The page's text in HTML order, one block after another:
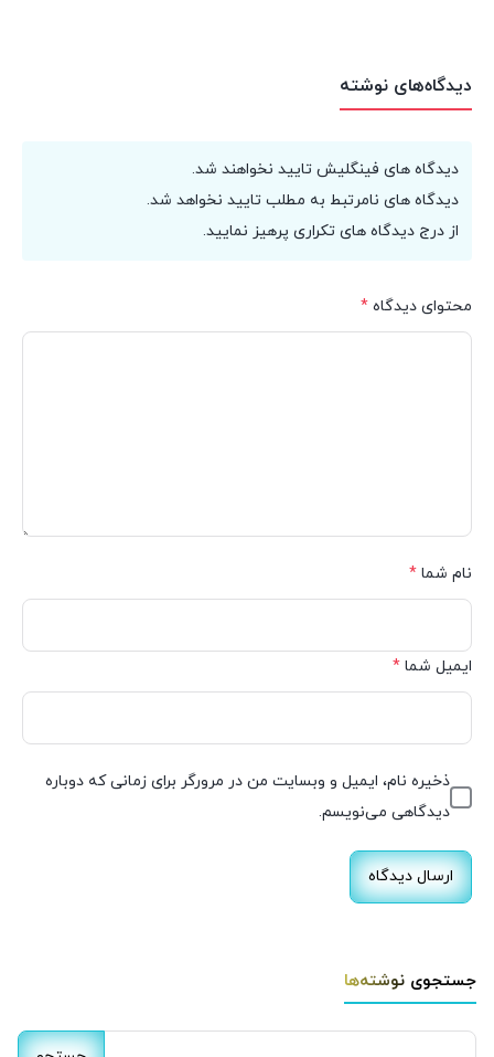
جستجوی نوشته‌ها
دیدگاه‌های نوشته
دیدگاه های فینگلیش تایید نخواهند شد.
دیدگاه های نامرتبط به مطلب تایید نخواهد شد.
از درج دیدگاه های تکراری پرهیز نمایید.
محتوای دیدگاه *
نام شما *
ایمیل شما *
ذخیره نام، ایمیل و وبسایت من در مرورگر برای زمانی که دوباره
دیدگاهی می‌نویسم.